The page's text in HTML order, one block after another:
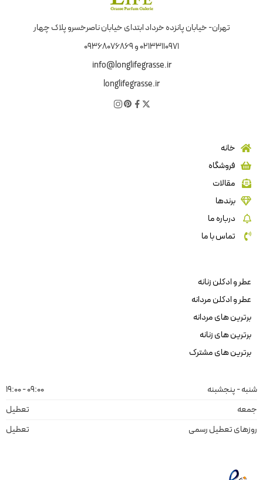
تهران- خیابان پانزده خرداد ابتدای خیابان ناصرخسرو پلاک چهار
02133110971 و 09368076869
info@longlifegrasse.ir
longlifegrasse.ir
خانه
فروشگاه
مقالات
برندها
درباره ما
تماس با ما
عطر و ادکلن زنانه
عطر و ادکلن مردانه
برترین های مردانه
برترین های زنانه
برترین های مشترک
شنبه - پنجشبنه
09:00 - 19:00
جمعه
تعطیل
روزهای تعطیل رسمی
تعطیل